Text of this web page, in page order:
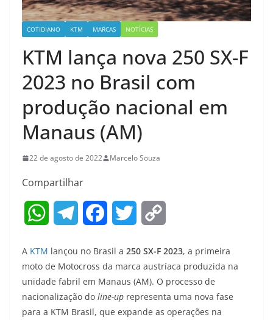
COTIDIANO KTM MARCAS NOTÍCIAS
KTM lança nova 250 SX-F
2023 no Brasil com
produção nacional em
Manaus (AM)
22 de agosto de 2022 Marcelo Souza
Compartilhar
W
a
t
s
l
e
g
c
e
b
i
t
t
p
y
L
A KTM lançou no Brasil a 250 SX-F 2023, a primeira
moto de Motocross da marca austríaca produzida na
unidade fabril em Manaus (AM). O processo de
nacionalização do line-up representa uma nova fase
para a KTM Brasil, que expande as operações na